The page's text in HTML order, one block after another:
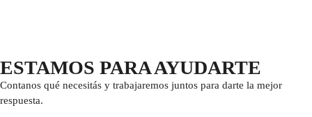
ESTAMOS PARA AYUDARTE
Contanos qué necesitás y trabajaremos juntos para darte la mejor
respuesta.